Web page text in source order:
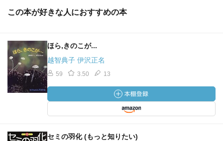
この本が好きな人におすすめの本
ほら,きのこが...
越智典子 伊沢正名
59 3.50 13
セミの羽化 (もっと知りたい)